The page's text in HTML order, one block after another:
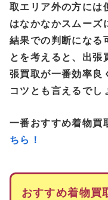
取エリア外の方には
はなかなかスムーズ
結果での判断になる
とを考えると、出張
張買取が一番効率良
コツとも言えるでし
一番おすすめ着物買
ちら！
おすすめ着物買